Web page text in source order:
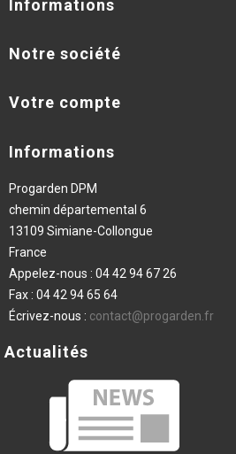
Informations
Notre société
Votre compte
Informations
Progarden DPM
chemin départemental 6
13109 Simiane-Collongue
France
Appelez-nous : 04 42 94 67 26
Fax : 04 42 94 65 64
Écrivez-nous : contact@progarden.fr
Actualités